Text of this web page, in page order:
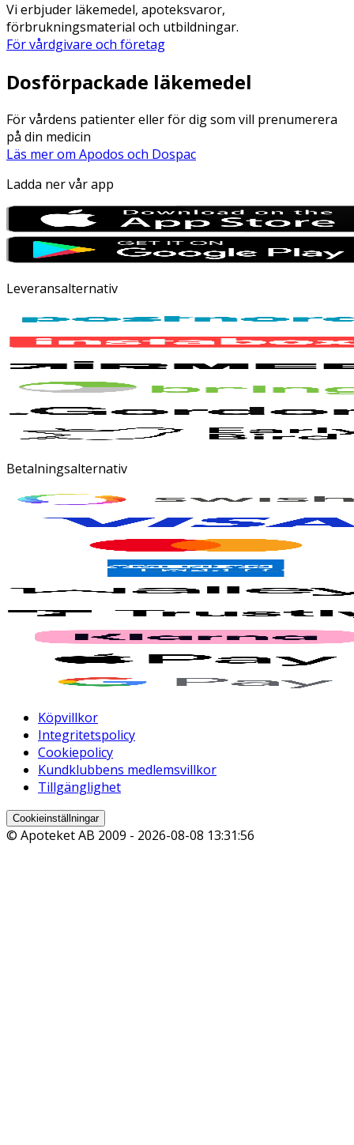
Vi erbjuder läkemedel, apoteksvaror,
förbrukningsmaterial och utbildningar.
För vårdgivare och företag
Dosförpackade läkemedel
För vårdens patienter eller för dig som vill prenumerera
på din medicin
Läs mer om Apodos och Dospac
Ladda ner vår app
Leveransalternativ
Betalningsalternativ
Köpvillkor
Integritetspolicy
Cookiepolicy
Kundklubbens medlemsvillkor
Tillgänglighet
Cookieinställningar
© Apoteket AB 2009 - 2026-08-08 13:31:56